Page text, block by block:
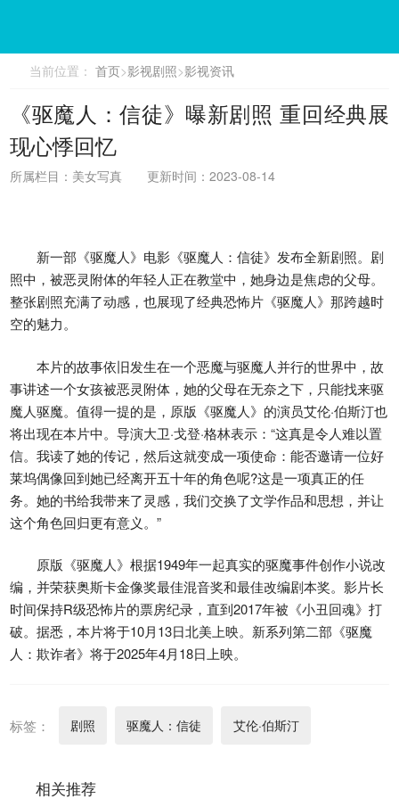
当前位置： 首页>影视剧照>影视资讯
《驱魔人：信徒》曝新剧照 重回经典展
现心悸回忆
所属栏目：美女写真 更新时间：2023-08-14
新一部《驱魔人》电影《驱魔人：信徒》发布全新剧照。剧
照中，被恶灵附体的年轻人正在教堂中，她身边是焦虑的父母。
整张剧照充满了动感，也展现了经典恐怖片《驱魔人》那跨越时
空的魅力。
本片的故事依旧发生在一个恶魔与驱魔人并行的世界中，故
事讲述一个女孩被恶灵附体，她的父母在无奈之下，只能找来驱
魔人驱魔。值得一提的是，原版《驱魔人》的演员艾伦·伯斯汀也
将出现在本片中。导演大卫·戈登·格林表示：“这真是令人难以置
信。我读了她的传记，然后这就变成一项使命：能否邀请一位好
莱坞偶像回到她已经离开五十年的角色呢?这是一项真正的任
务。她的书给我带来了灵感，我们交换了文学作品和思想，并让
这个角色回归更有意义。”
原版《驱魔人》根据1949年一起真实的驱魔事件创作小说改
编，并荣获奥斯卡金像奖最佳混音奖和最佳改编剧本奖。影片长
时间保持R级恐怖片的票房纪录，直到2017年被《小丑回魂》打
破。据悉，本片将于10月13日北美上映。新系列第二部《驱魔
人：欺诈者》将于2025年4月18日上映。
标签： 剧照 驱魔人：信徒 艾伦·伯斯汀
相关推荐